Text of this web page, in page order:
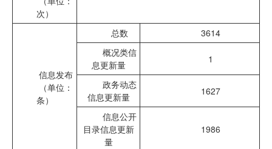
次）
信息发布
（单位：
条）
总数
3614
概况类信
息更新量
1
政务动态
信息更新量
1627
信息公开
目录信息更新
量
1986